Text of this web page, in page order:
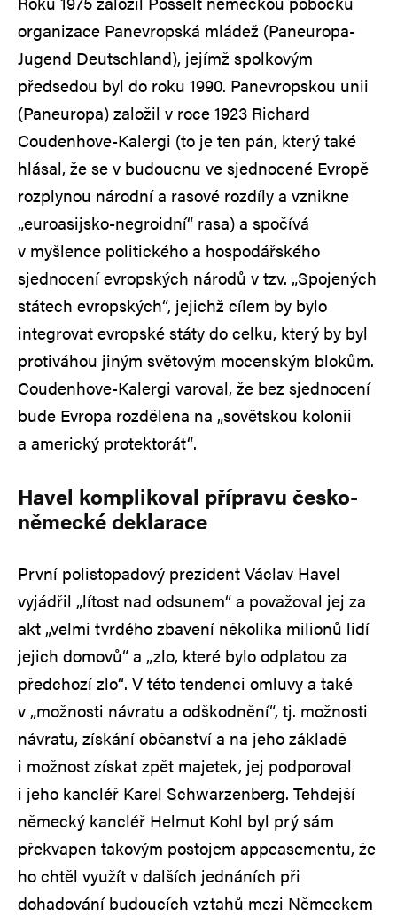
organizace Panevropská mládež (Paneuropa-
Jugend Deutschland), jejímž spolkovým
předsedou byl do roku 1990. Panevropskou unii
(Paneuropa) založil v roce 1923 Richard
Coudenhove-Kalergi (to je ten pán, který také
hlásal, že se v budoucnu ve sjednocené Evropě
rozplynou národní a rasové rozdíly a vznikne
„euroasijsko-negroidní“ rasa) a spočívá
v myšlence politického a hospodářského
sjednocení evropských národů v tzv. „Spojených
státech evropských“, jejichž cílem by bylo
integrovat evropské státy do celku, který by byl
protiváhou jiným světovým mocenským blokům.
Coudenhove-Kalergi varoval, že bez sjednocení
bude Evropa rozdělena na „sovětskou kolonii
a americký protektorát“.
Havel komplikoval přípravu česko-
německé deklarace
První polistopadový prezident Václav Havel
vyjádřil „lítost nad odsunem“ a považoval jej za
akt „velmi tvrdého zbavení několika milionů lidí
jejich domovů“ a „zlo, které bylo odplatou za
předchozí zlo“. V této tendenci omluvy a také
v „možnosti návratu a odškodnění“, tj. možnosti
návratu, získání občanství a na jeho základě
i možnost získat zpět majetek, jej podporoval
i jeho kancléř Karel Schwarzenberg. Tehdejší
německý kancléř Helmut Kohl byl prý sám
překvapen takovým postojem appeasementu, že
ho chtěl využít v dalších jednáních při
dohadování budoucích vztahů mezi Německem